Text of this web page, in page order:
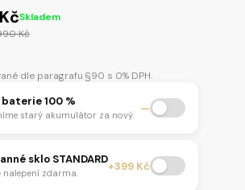
KčAktuální
cena
3
990 Kč.
Skladem
Kč
dle paragrafu §90 s 0% DPH.
baterie 100 %
starý akumulátor za nový. —
sklo STANDARD
nalepení zdarma. +399 Kč